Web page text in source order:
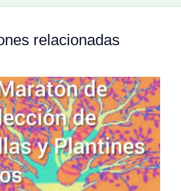
relacionadas